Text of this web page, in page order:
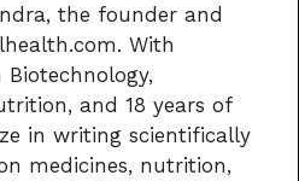
the founder and
With
Biotechnology,
and 18 years of
in writing scientifically
medicines, nutrition,